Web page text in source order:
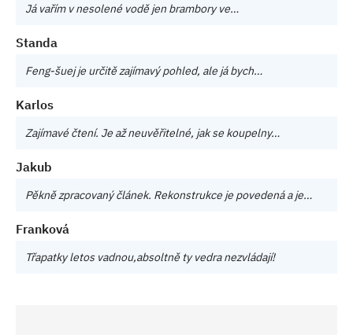
Já vařím v nesolené vodě jen brambory ve…
Standa
Feng-šuej je určitě zajímavý pohled, ale já bych…
Karlos
Zajímavé čtení. Je až neuvěřitelné, jak se koupelny…
Jakub
Pěkně zpracovaný článek. Rekonstrukce je povedená a je…
Franková
Třapatky letos vadnou,absoltně ty vedra nezvládají!